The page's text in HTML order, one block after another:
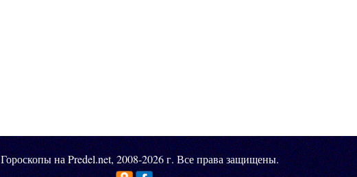
Гороскопы на Predel.net, 2008-2026 г. Все права защищены.